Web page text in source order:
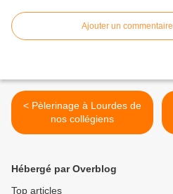
Ajouter un commentaire
< Pèlerinage à Lourdes de
nos collégiens
Hébergé par Overblog
Top articles